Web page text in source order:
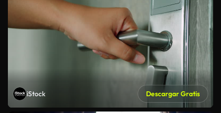
iStock Descargar Gratis